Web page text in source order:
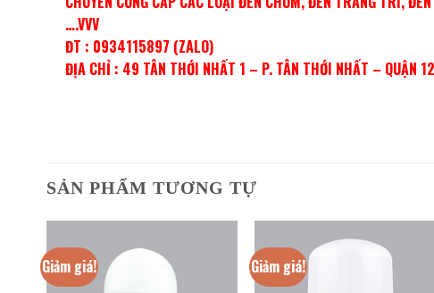
….VVV
ĐT : 0934115897 (ZALO)
ĐỊA CHỈ : 49 TÂN THỚI NHẤT 1 – P. TÂN THỚI NHẤT – QUẬN
SẢN PHẨM TƯƠNG TỰ
Giảm giá! Giảm giá!